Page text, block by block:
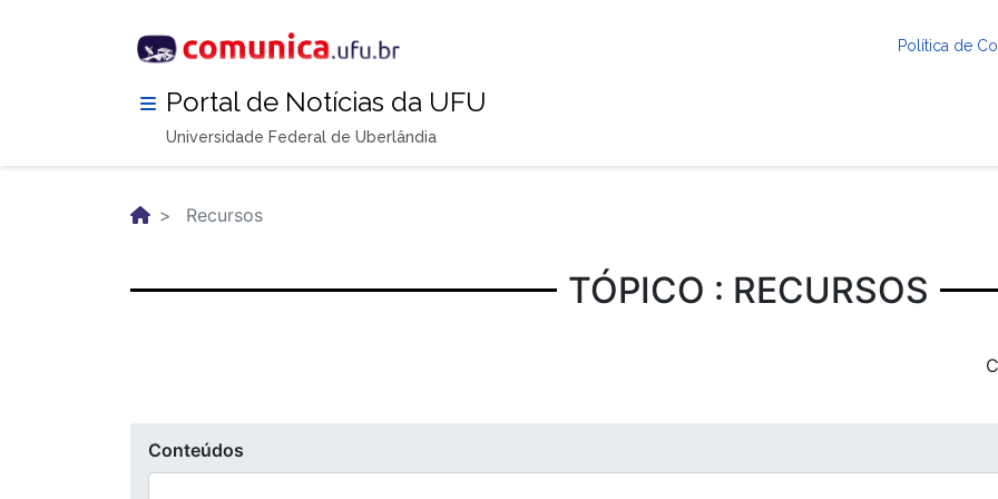
Política de
Portal de Notícias da UFU
Universidade Federal de Uberlândia
Recursos
TÓPICO : RECURSOS
Conteúdos